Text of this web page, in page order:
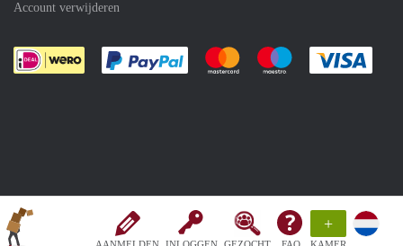
+
Account verwijderen
Je rekent gemakkelijk af met Paypal
Je rekent gemakkelijk af met
Je rekent